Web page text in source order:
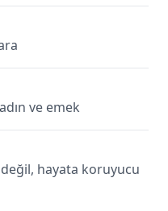
ve emek
hayata koruyucu